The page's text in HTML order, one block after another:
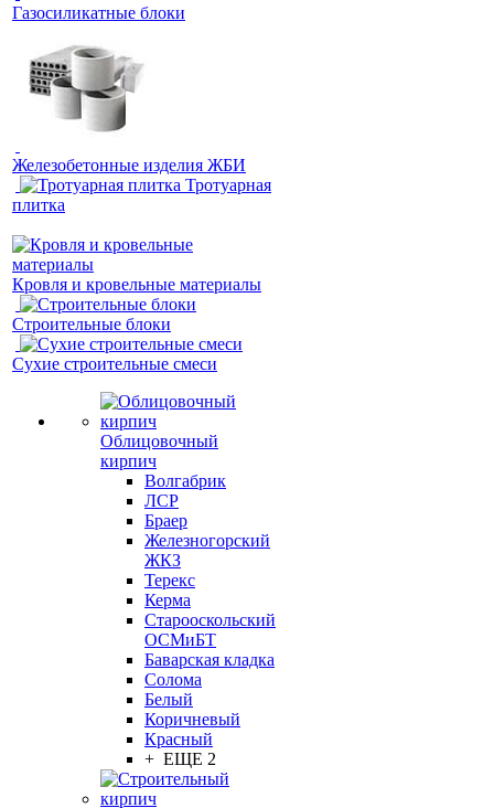
Газосиликатные блоки
Железобетонные изделия ЖБИ
Тротуарная
плитка
Кровля и кровельные материалы
Строительные блоки
Сухие строительные смеси
Облицовочный
кирпич
Волгабрик
ЛСР
Браер
Железногорский
ЖКЗ
Терекс
Керма
Старооскольский
ОСМиБТ
Баварская кладка
Солома
Белый
Коричневый
Красный
+ ЕЩЕ 2